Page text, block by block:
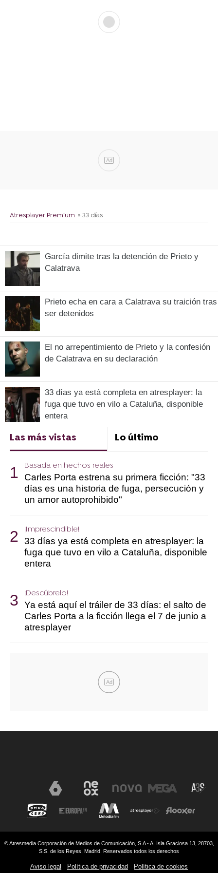
Ad
Atresplayer Premium » 33 días
García dimite tras la detención de Prieto y
Calatrava
Prieto echa en cara a Calatrava su traición tras
ser detenidos
El no arrepentimiento de Prieto y la confesión
de Calatrava en su declaración
33 días ya está completa en atresplayer: la
fuga que tuvo en vilo a Cataluña, disponible
entera
Las más vistas Lo último
Basada en hechos reales
Carles Porta estrena su primera ficción: "33
días es una historia de fuga, persecución y
un amor autoprohibido"
¡Imprescindible!
33 días ya está completa en atresplayer: la
fuga que tuvo en vilo a Cataluña, disponible
entera
¡Descúbrelo!
Ya está aquí el tráiler de 33 días: el salto de
Carles Porta a la ficción llega el 7 de junio a
atresplayer
Ad
© Atresmedia Corporación de Medios de Comunicación, S.A - A. Isla Graciosa 13, 28703,
S.S. de los Reyes, Madrid. Reservados todos los derechos
Aviso legal Política de privacidad Política de cookies